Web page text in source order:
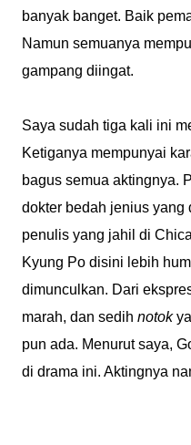
banyak banget. Baik
Namun semuanya
gampang diingat.
Saya sudah tiga kali ini
Ketiganya mempunyai
bagus semua aktingnya.
dokter bedah jenius yang
penulis yang jahil di
Kyung Po disini lebih
dimunculkan. Dari
marah, dan sedih notok
pun ada. Menurut saya,
di drama ini. Aktingnya